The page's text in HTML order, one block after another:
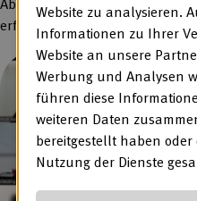
erfahren.
Website zu analysieren.
Informationen zu Ihrer
Website an unsere
Werbung und Analysen
führen diese
weiteren Daten
bereitgestellt haben
Nutzung der Dienste